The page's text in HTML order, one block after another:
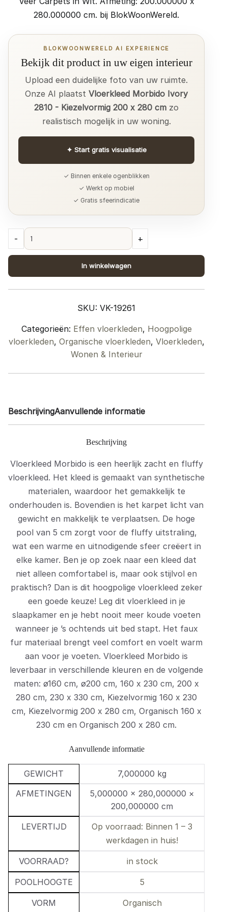
280.000000 cm. bij BlokWoonWereld.
BLOKWOONWERELD AI EXPERIENCE
Bekijk dit product in uw eigen interieur
Upload een duidelijke foto van uw ruimte.
Onze AI plaatst Vloerkleed Morbido Ivory
2810 - Kiezelvormig 200 x 280 cm zo
realistisch mogelijk in uw woning.
✦ Start gratis visualisatie
✓ Binnen enkele ogenblikken
✓ Werkt op mobiel
✓ Gratis sfeerindicatie
Ivory
2810
200
280
cm
quantity
- +
In winkelwagen
SKU: VK-19261
Categorieën: Effen vloerkleden, Hoogpolige
vloerkleden, Organische vloerkleden, Vloerkleden,
Wonen & Interieur
BeschrijvingAanvullende informatie
Beschrijving
Vloerkleed Morbido is een heerlijk zacht en fluffy
vloerkleed. Het kleed is gemaakt van synthetische
materialen, waardoor het gemakkelijk te
onderhouden is. Bovendien is het karpet licht van
gewicht en makkelijk te verplaatsen. De hoge
pool van 5 cm zorgt voor de fluffy uitstraling,
wat een warme en uitnodigende sfeer creëert in
elke kamer. Ben je op zoek naar een kleed dat
niet alleen comfortabel is, maar ook stijlvol en
praktisch? Dan is dit hoogpolige vloerkleed zeker
een goede keuze! Leg dit vloerkleed in je
slaapkamer en je hebt nooit meer koude voeten
wanneer je ’s ochtends uit bed stapt. Het faux
fur materiaal brengt veel comfort en voelt warm
aan voor je voeten. Vloerkleed Morbido is
leverbaar in verschillende kleuren en de volgende
maten: ø160 cm, ø200 cm, 160 x 230 cm, 200 x
280 cm, 230 x 330 cm, Kiezelvormig 160 x 230
cm, Kiezelvormig 200 x 280 cm, Organisch 160 x
230 cm en Organisch 200 x 280 cm.
Aanvullende informatie
GEWICHT
7,000000 kg
AFMETINGEN
5,000000 × 280,000000 ×
200,000000 cm
LEVERTIJD
Op voorraad: Binnen 1 – 3
werkdagen in huis!
VOORRAAD? in stock
POOLHOOGTE 5
VORM Organisch